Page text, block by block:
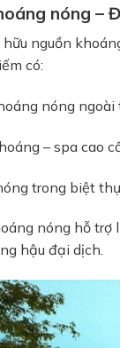
nóng –
hữu nguồn
có:
nóng
– spa cao
trong biệt
nóng hỗ trợ
hậu đại dịch.